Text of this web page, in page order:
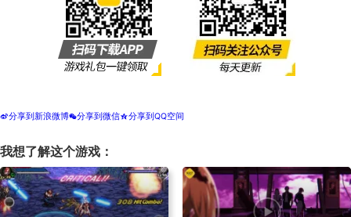
t分享到新浪微博w分享到微信z分享到QQ空间
我想了解这个游戏：